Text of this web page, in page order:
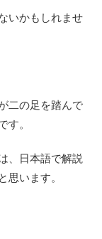
いかもしれませ
二の足を踏んで
す。
、日本語で解説
思います。